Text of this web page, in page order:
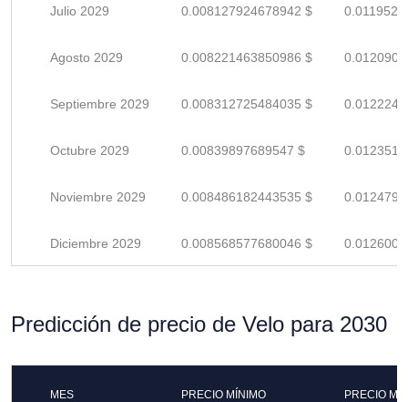
Julio 2029 0.008127924678942 $
Agosto 2029 0.008221463850986 $
Septiembre 2029 0.008312725484035 $
Octubre 2029 0.00839897689547 $
Noviembre 2029 0.008486182443535 $
Diciembre 2029 0.008568577680046 $
Predicción de precio de Velo para 2030
MES PRECIO MÍNIMO PRECIO